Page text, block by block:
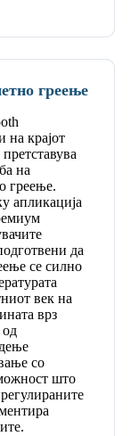
греење
на крајот
на
греење.
апликација
да
се силно
век на
врз
од
со
што